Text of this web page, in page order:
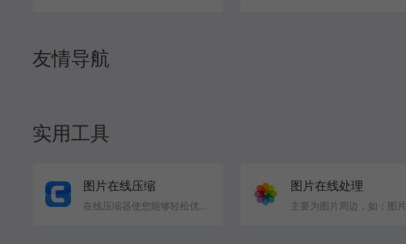
友情导航
实用工具
图片在线压缩
在线压缩器使您能够轻松优化图像。 无缝转换为 WebP 或有效地批量压缩以最小化文件大小 国外一款免费压缩…
图片在线处理